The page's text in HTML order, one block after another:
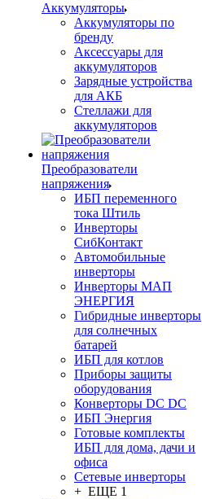
Аккумуляторы
Аккумуляторы по
бренду
Аксессуары для
аккумуляторов
Зарядные устройства
для АКБ
Стеллажи для
аккумуляторов
Преобразователи
напряжения
ИБП переменного
тока Штиль
Инверторы
СибКонтакт
Автомобильные
инверторы
Инверторы МАП
ЭНЕРГИЯ
Гибридные инверторы
для солнечных
батарей
ИБП для котлов
Приборы защиты
оборудования
Конверторы DC DC
ИБП Энергия
Готовые комплекты
ИБП для дома, дачи и
офиса
Сетевые инверторы
+ ЕЩЕ 1